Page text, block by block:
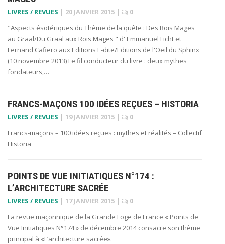
LIVRES / REVUES | 20 JANVIER 2015 |
0
"Aspects ésotériques du Thème de la quête : Des Rois Mages
au Graal/Du Graal aux Rois Mages " d' Emmanuel Licht et
Fernand Cafiero aux Editions E-dite/Editions de l'Oeil du Sphinx
(10 novembre 2013) Le fil conducteur du livre : deux mythes
fondateurs,…
FRANCS-MAÇONS 100 IDÉES REÇUES – HISTORIA
LIVRES / REVUES | 19 JANVIER 2015 |
0
Francs-maçons – 100 idées reçues : mythes et réalités – Collectif
Historia
POINTS DE VUE INITIATIQUES N°174 :
L’ARCHITECTURE SACRÉE
LIVRES / REVUES | 17 JANVIER 2015 |
0
La revue maçonnique de la Grande Loge de France « Points de
Vue Initiatiques N°174 » de décembre 2014 consacre son thème
principal à «L’architecture sacrée».